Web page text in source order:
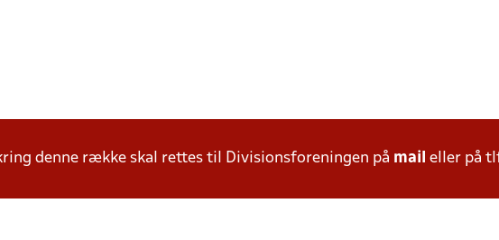
denne række skal rettes til Divisionsforeningen på mail eller på